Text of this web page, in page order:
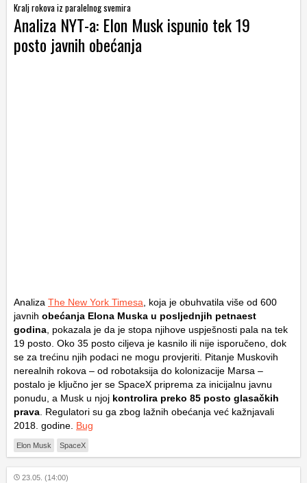
Kralj rokova iz paralelnog svemira
Analiza NYT-a: Elon Musk ispunio tek 19
posto javnih obećanja
Analiza The New York Timesa, koja je obuhvatila više od 600
javnih obećanja Elona Muska u posljednjih petnaest
godina, pokazala je da je stopa njihove uspješnosti pala na tek
19 posto. Oko 35 posto ciljeva je kasnilo ili nije isporučeno, dok
se za trećinu njih podaci ne mogu provjeriti. Pitanje Muskovih
nerealnih rokova – od robotaksija do kolonizacije Marsa –
postalo je ključno jer se SpaceX priprema za inicijalnu javnu
ponudu, a Musk u njoj kontrolira preko 85 posto glasačkih
prava. Regulatori su ga zbog lažnih obećanja već kažnjavali
2018. godine. Bug
Elon Musk SpaceX
23.05. (14:00)